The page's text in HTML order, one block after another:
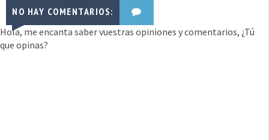
NO HAY COMENTARIOS:
Hola, me encanta saber vuestras opiniones y comentarios, ¿Tú
que opinas?